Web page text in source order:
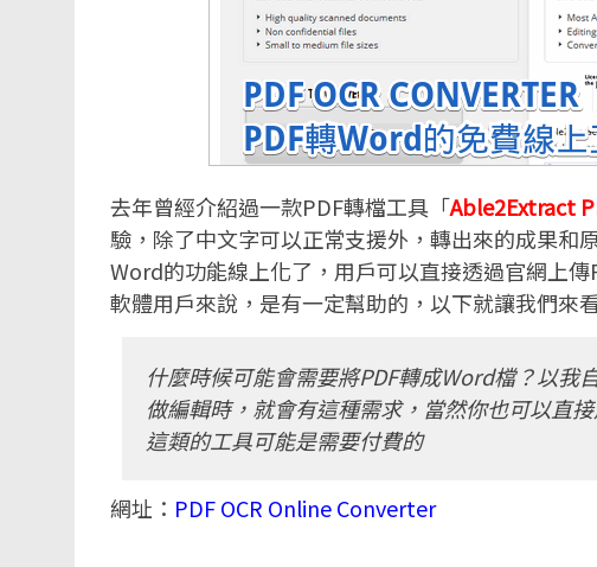
去年曾經介紹過一款PDF轉檔工具「Able2Extract
驗，除了中文字可以正常支援外，轉出來的成果和
Word的功能線上化了，用戶可以直接透過官網上
軟體用戶來說，是有一定幫助的，以下就讓我們來
什麼時候可能會需要將PDF轉成Word檔？以我
做編輯時，就會有這種需求，當然你也可以直
這類的工具可能是需要付費的
網址： PDF OCR Online Converter